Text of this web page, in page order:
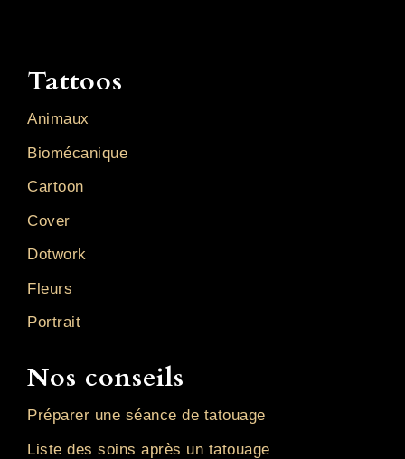
Tattoos
Animaux
Biomécanique
Cartoon
Cover
Dotwork
Fleurs
Portrait
Nos conseils
Préparer une séance de tatouage
Liste des soins après un tatouage